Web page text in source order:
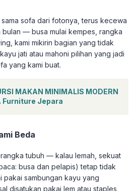
sofa dari fotonya, terus kecewa
— busa mulai kempes, rangka
kami mikirin bagian yang tidak
jati atau mahoni pilihan yang jadi
yang kami buat.
MAKAN MINIMALIS MODERN
Furniture Jepara
Beda
tubuh — kalau lemah, sekuat
busa dan pelapis) tetap tidak
pakai sambungan kayu yang
disatukan pakai lem atau staples